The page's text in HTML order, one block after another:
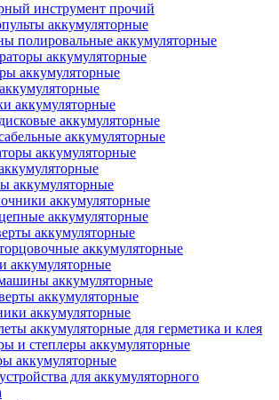
инструмент прочий
аккумуляторные
полировальные аккумуляторные
аккумуляторные
аккумуляторные
аккумуляторные
аккумуляторные
аккумуляторные
аккумуляторные
аккумуляторные
аккумуляторные
аккумуляторные
аккумуляторные
аккумуляторные
аккумуляторные
аккумуляторные
аккумуляторные
аккумуляторные
аккумуляторные для герметика и клея
и степлеры аккумуляторные
аккумуляторные